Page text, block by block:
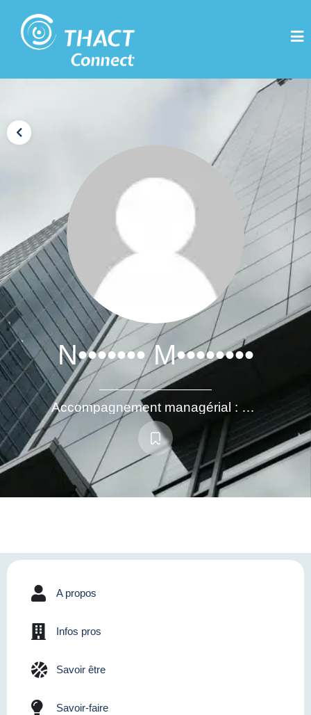
N••••••• M••••••••
Accompagnement managérial : bilans de compétences, chantiers Lean, gestion de projet
A propos
Infos pros
Savoir être
Savoir-faire